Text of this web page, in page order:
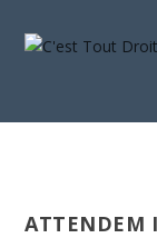
ATTENDEM